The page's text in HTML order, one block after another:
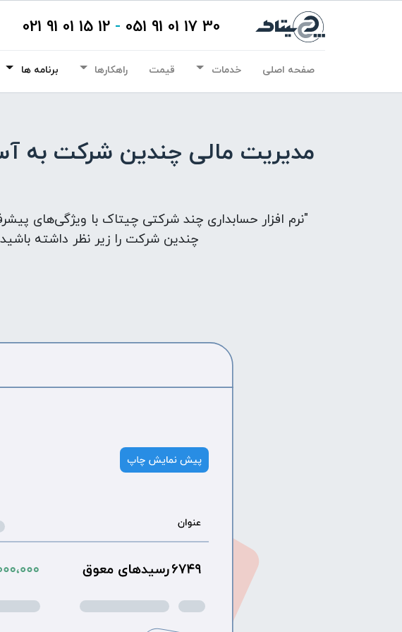
30 17 01 91 051
-
12 15 01 91 021
صفحه اصلی خدمات قیمت راهکارها برنامه ها
مدیریت مالی چندین شرکت به
"نرم افزار حسابداری چند شرکتی چیتاک با ویژگی‌های
چندین شرکت را زیر نظر داشته